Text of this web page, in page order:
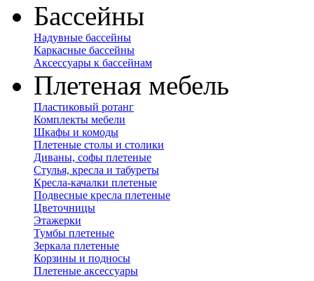
Бассейны
Надувные бассейны
Каркасные бассейны
Аксессуары к бассейнам
Плетеная мебель
Пластиковый ротанг
Комплекты мебели
Шкафы и комоды
Плетеные столы и столики
Диваны, софы плетеные
Стулья, кресла и табуреты
Кресла-качалки плетеные
Подвесные кресла плетеные
Цветочницы
Этажерки
Тумбы плетеные
Зеркала плетеные
Корзины и подносы
Плетеные аксессуары